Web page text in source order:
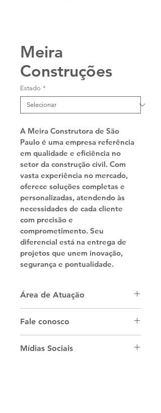
Meira
Construções
Estado *
A Meira Construtora de São
Paulo é uma empresa referência
em qualidade e eficiência no
setor da construção civil. Com
vasta experiência no mercado,
oferece soluções completas e
personalizadas, atendendo às
necessidades de cada cliente
com precisão e
comprometimento. Seu
diferencial está na entrega de
projetos que unem inovação,
segurança e pontualidade.
Área de Atuação
estado de São Paulo, na cidade
de Barueri, Araçariguama e
arredores.
Fale conosco
Mídias Sociais